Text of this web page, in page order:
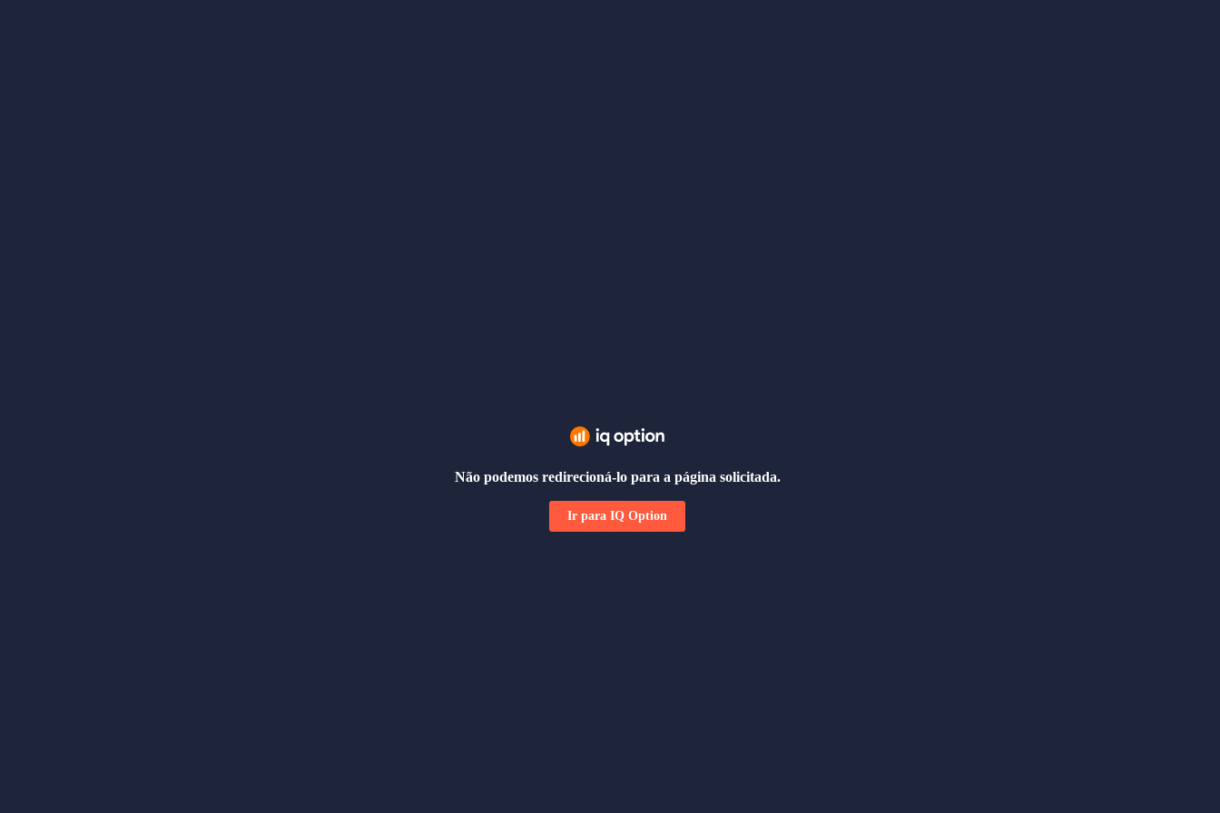
Não podemos redirecioná-lo para a página solicitada.
Ir para IQ Option